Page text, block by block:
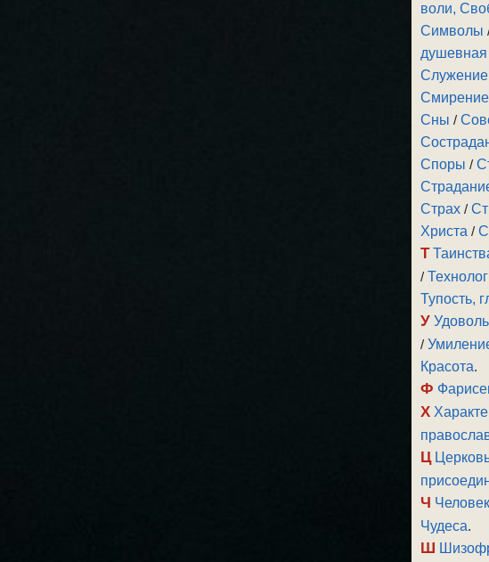
воли,
Символы
душевная
Служение
Сны /
Споры /
Страх /
Христа /
Т
/
Тупость,
У
/
Красота.
Ф
Х
Ц
Ч Человек
Чудеса.
Ш